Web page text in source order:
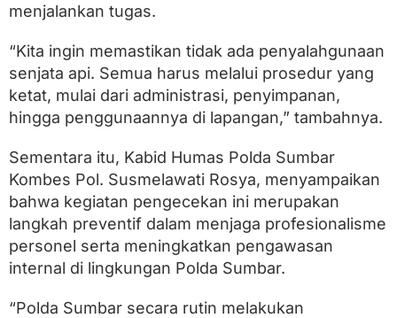
menjalankan tugas.
“Kita ingin memastikan tidak ada penyalahgunaan
senjata api. Semua harus melalui prosedur yang
ketat, mulai dari administrasi, penyimpanan,
hingga penggunaannya di lapangan,” tambahnya.
Sementara itu, Kabid Humas Polda Sumbar
Kombes Pol. Susmelawati Rosya, menyampaikan
bahwa kegiatan pengecekan ini merupakan
langkah preventif dalam menjaga profesionalisme
personel serta meningkatkan pengawasan
internal di lingkungan Polda Sumbar.
“Polda Sumbar secara rutin melakukan